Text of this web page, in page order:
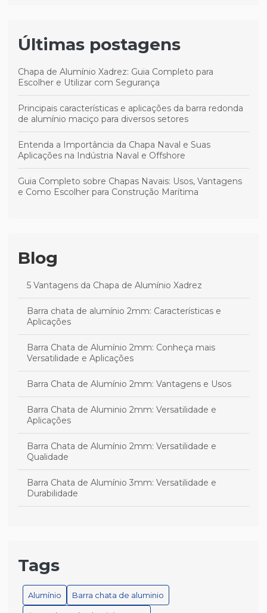
Últimas postagens
Chapa de Alumínio Xadrez: Guia Completo para
Escolher e Utilizar com Segurança
Principais características e aplicações da barra redonda
de alumínio maciço para diversos setores
Entenda a Importância da Chapa Naval e Suas
Aplicações na Indústria Naval e Offshore
Guia Completo sobre Chapas Navais: Usos, Vantagens
e Como Escolher para Construção Marítima
Blog
5 Vantagens da Chapa de Alumínio Xadrez
Barra chata de alumínio 2mm: Características e
Aplicações
Barra Chata de Alumínio 2mm: Conheça mais
Versatilidade e Aplicações
Barra Chata de Alumínio 2mm: Vantagens e Usos
Barra Chata de Aluminio 2mm: Versatilidade e
Aplicações
Barra Chata de Alumínio 2mm: Versatilidade e
Qualidade
Barra Chata de Alumínio 3mm: Versatilidade e
Durabilidade
projetos versáteis e duráveis
Tags
Alumínio Barra chata de aluminio